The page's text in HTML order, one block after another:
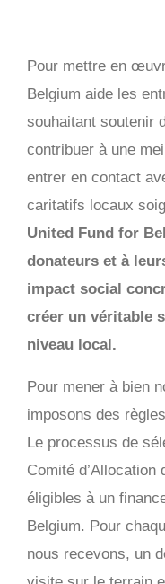
Pour mettre en
Belgium aide les
souhaitant soutenir
contribuer à une
entrer en contact
caritatifs locaux
United Fund for
donateurs et à
impact social
créer un véritable
niveau local.
Pour mener à bien
imposons des
Le processus de
Comité
éligibles à un
Belgium. Pour
nous recevons, un